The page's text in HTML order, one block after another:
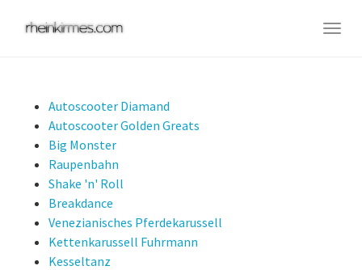
Autoscooter Diamand
Autoscooter Golden Greats
Big Monster
Raupenbahn
Shake 'n' Roll
Breakdance
Venezianisches Pferdekarussell
Kettenkarussell Fuhrmann
Kesseltanz